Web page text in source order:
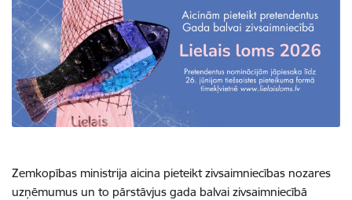
Zemkopības ministrija aicina pieteikt zivsaimniecības nozares
uzņēmumus un to pārstāvjus gada balvai zivsaimniecībā